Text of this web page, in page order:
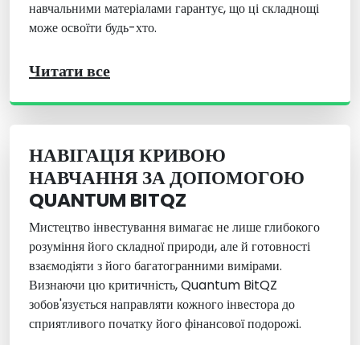
навчальними матеріалами гарантує, що ці складнощі
може освоїти будь-хто.
Читати все
НАВІГАЦІЯ КРИВОЮ
НАВЧАННЯ ЗА ДОПОМОГОЮ
QUANTUM BITQZ
Мистецтво інвестування вимагає не лише глибокого
розуміння його складної природи, але й готовності
взаємодіяти з його багатогранними вимірами.
Визнаючи цю критичність, Quantum BitQZ
зобов'язується направляти кожного інвестора до
сприятливого початку його фінансової подорожі.